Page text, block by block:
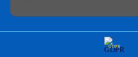
GDPR